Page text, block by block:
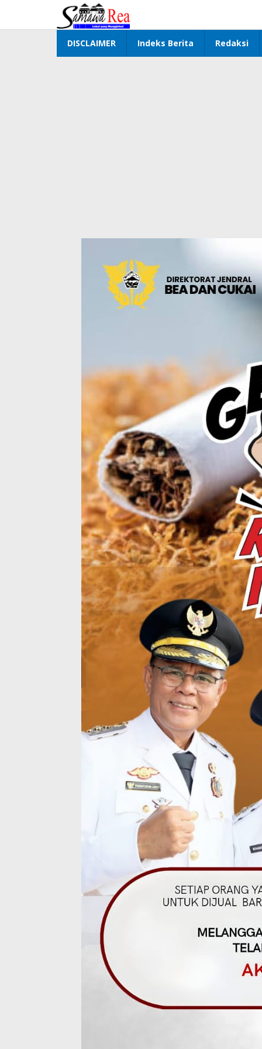
konten
DISCLAIMER Indeks Berita Redaksi